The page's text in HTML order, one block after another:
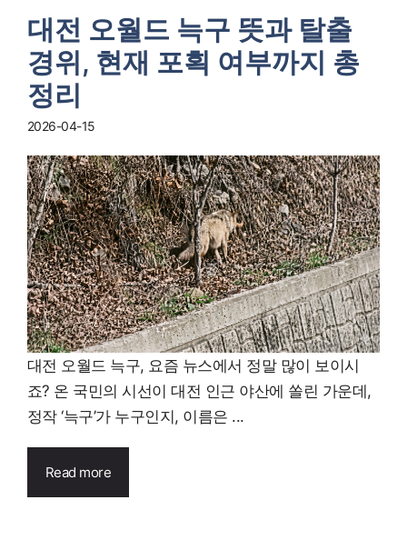
대전 오월드 늑구 뜻과 탈출
경위, 현재 포획 여부까지 총
정리
2026-04-15
대전 오월드 늑구, 요즘 뉴스에서 정말 많이 보이시
죠? 온 국민의 시선이 대전 인근 야산에 쏠린 가운데,
정작 ‘늑구’가 누구인지, 이름은 ...
Read more